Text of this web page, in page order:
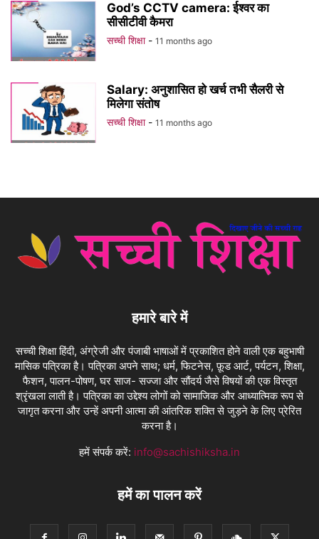
God’s CCTV camera: ईश्वर का
सीसीटीवी कैमरा
सच्ची शिक्षा - 11 months ago
Salary: अनुशासित हो खर्च तभी सैलरी से
मिलेगा संतोष
सच्ची शिक्षा - 11 months ago
हमारे बारे में
सच्ची शिक्षा हिंदी, अंग्रेजी और पंजाबी भाषाओं में प्रकाशित होने वाली एक बहुभाषी
मासिक पत्रिका है। पत्रिका अपने साथ; धर्म, फिटनेस, फ़ूड आर्ट, पर्यटन, शिक्षा,
फैशन, पालन-पोषण, घर साज- सज्जा और सौंदर्य जैसे विषयों की एक विस्तृत
श्रृंखला लाती है। पत्रिका का उद्देश्य लोगों को सामाजिक और आध्यात्मिक रूप से
जागृत करना और उन्हें अपनी आत्मा की आंतरिक शक्ति से जुड़ने के लिए प्रेरित
करना है।
हमें संपर्क करें: info@sachishiksha.in
हमें का पालन करें